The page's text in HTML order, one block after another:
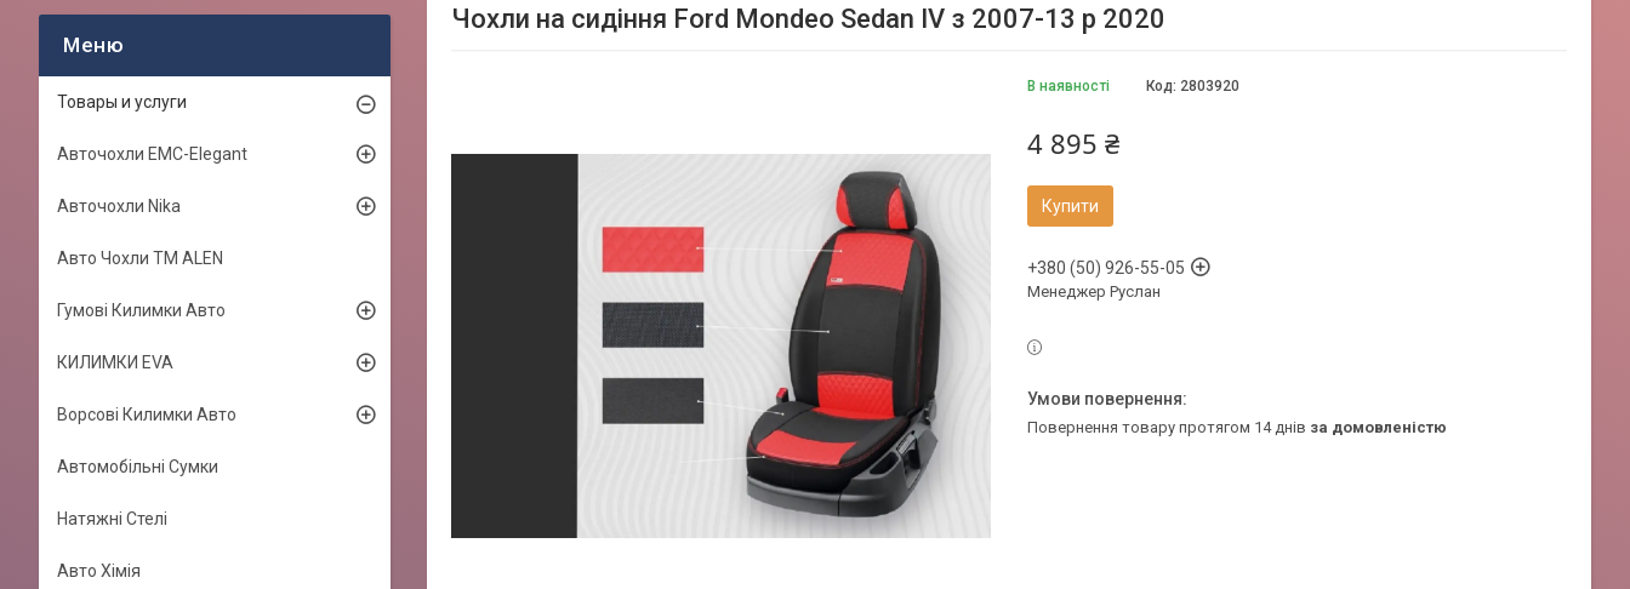
Чохли на сидіння Ford Mondeo Sedan IV з 2007-13 р 2020
В наявності Код: 2803920
4 895 ₴
Купити
+380 (50) 926-55-05
Менеджер Руслан
повернення товару протягом 14 днів за домовленістю
Товары и услуги
Авточохли EMC-Elegant
Авточохли Nika
Авто Чохли TM ALEN
Гумові Килимки Авто
КИЛИМКИ EVA
Ворсові Килимки Авто
Автомобільні Сумки
Натяжні Стелі
Авто Хімія